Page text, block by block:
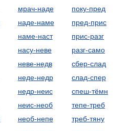
мрач-наде
наде-наме
наме-наст
насу-неве
неве-недв
неде-недр
недр-неис
неис-необ
необ-непе
поку-пред
пред-прис
прис-разг
разг-само
сбер-слад
слад-спер
спеш-тёмн
тепе-треб
треб-тяну